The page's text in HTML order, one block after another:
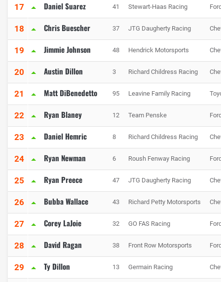
17 Daniel Suarez 41 Stewart-Haas Racing
18 Chris Buescher 37 JTG Daugherty Racing
19 Jimmie Johnson 48 Hendrick Motorsports
20 Austin Dillon 3 Richard Childress Racing
21 Matt DiBenedetto 95 Leavine Family Racing
22 Ryan Blaney 12 Team Penske
23 Daniel Hemric 8 Richard Childress Racing
24 Ryan Newman 6 Roush Fenway Racing
25 Ryan Preece 47 JTG Daugherty Racing
26 Bubba Wallace 43 Richard Petty Motorsports
27 Corey LaJoie 32 GO FAS Racing
28 David Ragan 38 Front Row Motorsports
29 Ty Dillon 13 Germain Racing